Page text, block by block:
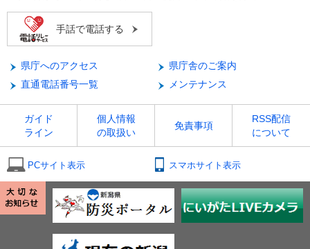
手話で電話する
県庁へのアクセス
県庁舎のご案内
直通電話番号一覧
メンテナンス
ガイド
ライン
個人情報
の取扱い
免責事項
RSS配信
について
PCサイト表示 スマホサイト表示